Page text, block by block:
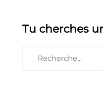
Tu cherches